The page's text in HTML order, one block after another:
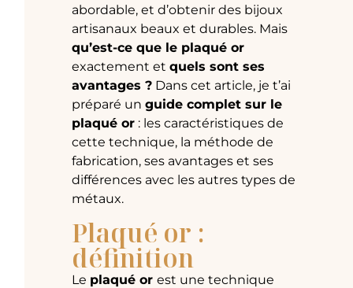
abordable, et d’obtenir des bijoux
artisanaux beaux et durables. Mais
qu’est-ce que le plaqué or
exactement etquels sont ses
avantages ? Dans cet article, je t’ai
préparé unguide complet sur le
plaqué or : les caractéristiques de
cette technique, la méthode de
fabrication, ses avantages et ses
différences avec les autres types de
métaux.
Plaqué or :
définition
Le plaqué orest une technique